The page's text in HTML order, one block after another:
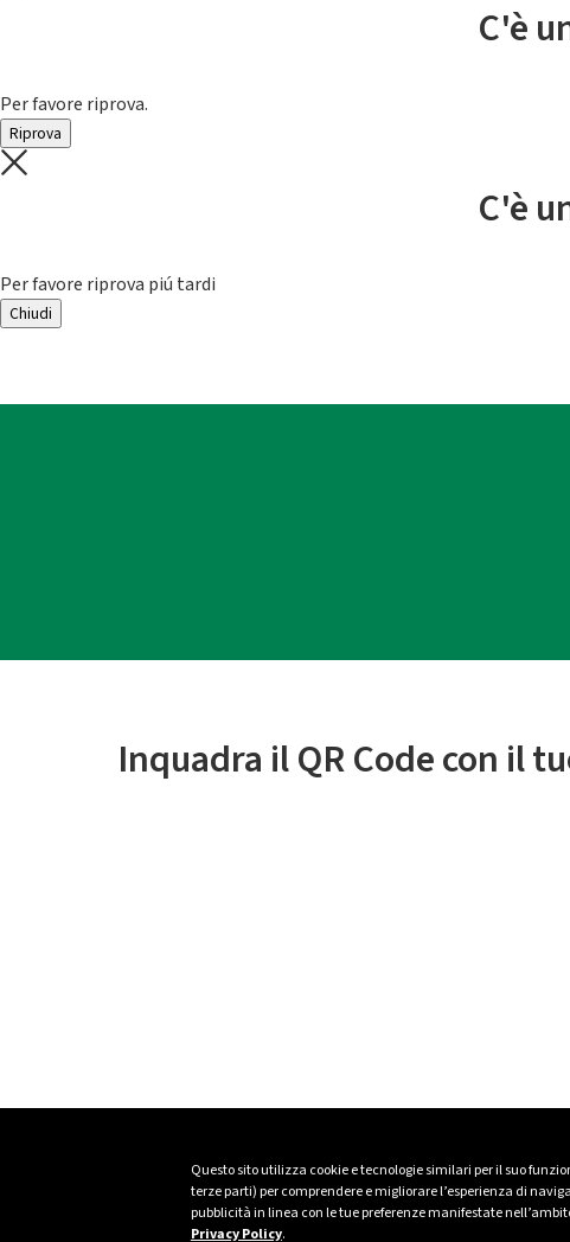
Questo sito utilizza cookie e tecnologie similari per il suo
terze parti) per comprendere e migliorare l’esperienza di
pubblicità in linea con le tue preferenze manifestate
Privacy Policy.
C'è
Per favore riprova.
Riprova
C'è
Per favore riprova piú tardi
Chiudi
Inquadra il QR Code con il